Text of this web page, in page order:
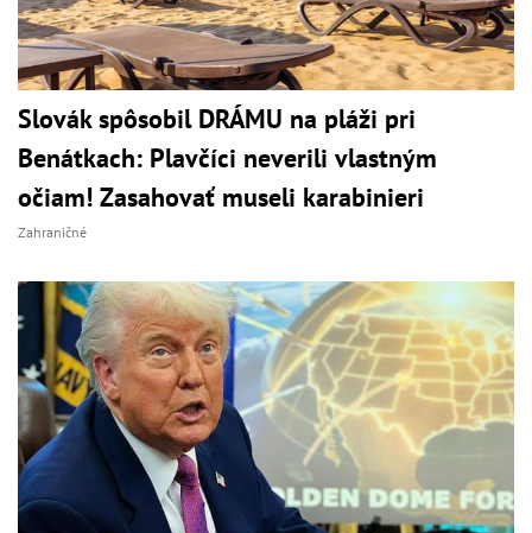
Slovák spôsobil DRÁMU na pláži pri
Benátkach: Plavčíci neverili vlastným
očiam! Zasahovať museli karabinieri
Zahraničné